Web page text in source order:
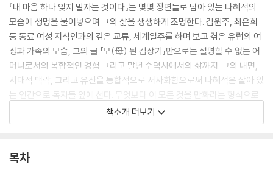
『내 마음 하나 잊지 말자는 것이다』는 몇몇 장면들로 남아 있는 나혜석의
모습에 생명을 불어넣으며 그의 삶을 생생하게 조명한다. 김원주, 최은희
등 동료 여성 지식인과의 깊은 교류, 세계일주를 하며 보고 겪은 유럽의 여
성과 가족의 모습, 그의 글 「모(母) 된 감상기」만으로는 설명할 수 없는 어
머니로서의 복합적인 경험 그리고 말년 수덕사에서의 삶까지. 그의 내면,
시대적 맥락, 그리고 유산을 통합적으로 서사화함으로써 나혜석은 살아 있
는 인간으로 독자들 앞에 선다. 무엇보다 이 모든 것을 만화라는 형식으로
친근하게 구현해낸 이 책은 나혜석을 처음 접하는 이들에게는 더없이 친절
한 안내서가 되고, 그를 잘 알고 있다고 생각했던 독자들에게는 이제껏 보
책소개 더보기
목차